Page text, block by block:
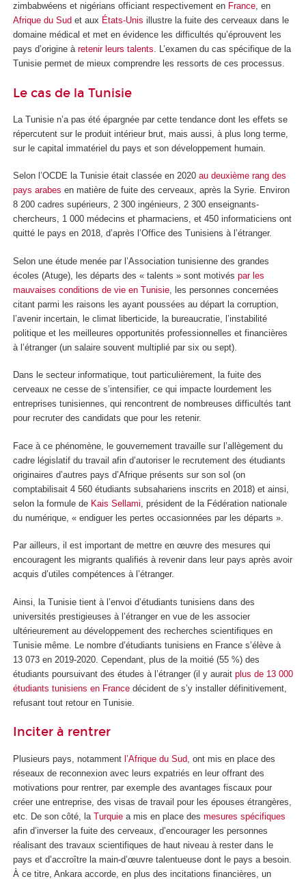
zimbabwéens et nigérians officiant respectivement en France, en
Afrique du Sud et aux États-Unis illustre la fuite des cerveaux dans le
domaine médical et met en évidence les difficultés qu’éprouvent les
pays d’origine à retenir leurs talents. L’examen du cas spécifique de la
Tunisie permet de mieux comprendre les ressorts de ces processus.
Le cas de la Tunisie
La Tunisie n’a pas été épargnée par cette tendance dont les effets se
répercutent sur le produit intérieur brut, mais aussi, à plus long terme,
sur le capital immatériel du pays et son développement humain.
Selon l’OCDE la Tunisie était classée en 2020 au deuxième rang des
pays arabes en matière de fuite des cerveaux, après la Syrie. Environ
8 200 cadres supérieurs, 2 300 ingénieurs, 2 300 enseignants-
chercheurs, 1 000 médecins et pharmaciens, et 450 informaticiens ont
quitté le pays en 2018, d’après l’Office des Tunisiens à l’étranger.
Selon une étude menée par l’Association tunisienne des grandes
écoles (Atuge), les départs des « talents » sont motivés par les
mauvaises conditions de vie en Tunisie , les personnes concernées
citant parmi les raisons les ayant poussées au départ la corruption,
l’avenir incertain, le climat liberticide, la bureaucratie, l’instabilité
politique et les meilleures opportunités professionnelles et financières
à l’étranger (un salaire souvent multiplié par six ou sept).
Dans le secteur informatique, tout particulièrement, la fuite des
cerveaux ne cesse de s’intensifier, ce qui impacte lourdement les
entreprises tunisiennes, qui rencontrent de nombreuses difficultés tant
pour recruter des candidats que pour les retenir.
Face à ce phénomène, le gouvernement travaille sur l’allègement du
cadre législatif du travail afin d’autoriser le recrutement des étudiants
originaires d’autres pays d’Afrique présents sur son sol (on
comptabilisait 4 560 étudiants subsahariens inscrits en 2018) et ainsi,
selon la formule de Kais Sellami , président de la Fédération nationale
du numérique, « endiguer les pertes occasionnées par les départs ».
Par ailleurs, il est important de mettre en œuvre des mesures qui
encouragent les migrants qualifiés à revenir dans leur pays après avoir
acquis d’utiles compétences à l’étranger.
Ainsi, la Tunisie tient à l’envoi d’étudiants tunisiens dans des
universités prestigieuses à l’étranger en vue de les associer
ultérieurement au développement des recherches scientifiques en
Tunisie même. Le nombre d’étudiants tunisiens en France s’élève à
13 073 en 2019-2020. Cependant, plus de la moitié (55 %) des
étudiants poursuivant des études à l’étranger (il y aurait plus de 13 000
étudiants tunisiens en France décident de s’y installer définitivement,
refusant tout retour en Tunisie.
Inciter à rentrer
Plusieurs pays, notamment l’Afrique du Sud , ont mis en place des
réseaux de reconnexion avec leurs expatriés en leur offrant des
motivations pour rentrer, par exemple des avantages fiscaux pour
créer une entreprise, des visas de travail pour les épouses étrangères,
etc. De son côté, la Turquie a mis en place des mesures spécifiques
afin d’inverser la fuite des cerveaux, d’encourager les personnes
réalisant des travaux scientifiques de haut niveau à rester dans le
pays et d’accroître la main-d’œuvre talentueuse dont le pays a besoin.
À ce titre, Ankara accorde, en plus des incitations financières, un